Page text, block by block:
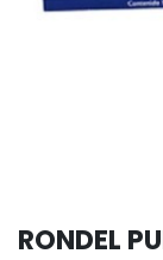
RONDEL